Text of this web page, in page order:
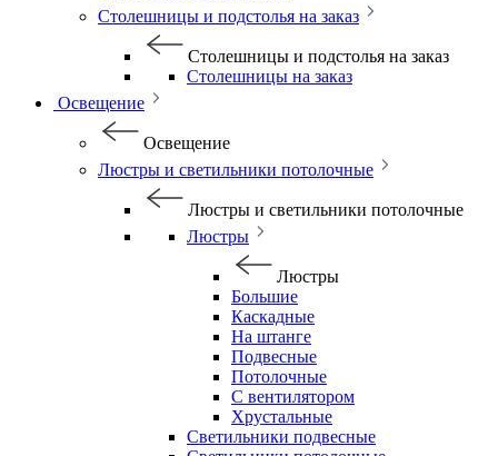
Столешницы и подстолья на заказ
Столешницы и подстолья на заказ
Столешницы на заказ
Освещение
Освещение
Люстры и светильники потолочные
Люстры и светильники потолочные
Люстры
Люстры
Большие
Каскадные
На штанге
Подвесные
Потолочные
С вентилятором
Хрустальные
Светильники подвесные